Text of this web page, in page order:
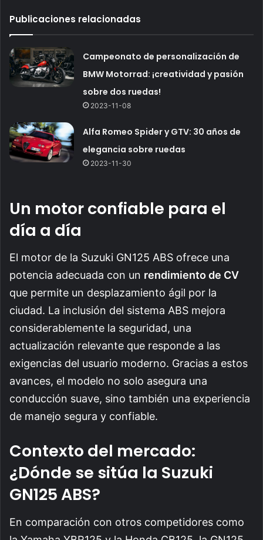
Publicaciones relacionadas
Campeonato de personalización de
BMW Motorrad: ¡creatividad y pasión
sobre dos ruedas!
2023-11-08
Alfa Romeo Spider y GTV: 30 años de
elegancia sobre ruedas
2023-11-30
Un motor confiable para el
día a día
El motor de la Suzuki GN125 ABS ofrece una
potencia adecuada con un rendimiento de CV
que permite un desplazamiento ágil por la
ciudad. La inclusión del sistema ABS mejora
considerablemente la seguridad, una
actualización relevante que responde a las
exigencias del usuario moderno. Gracias a estos
avances, el modelo no solo asegura una
conducción suave, sino también una experiencia
de manejo segura y confiable.
Contexto del mercado:
¿Dónde se sitúa la Suzuki
GN125 ABS?
En comparación con otros competidores como